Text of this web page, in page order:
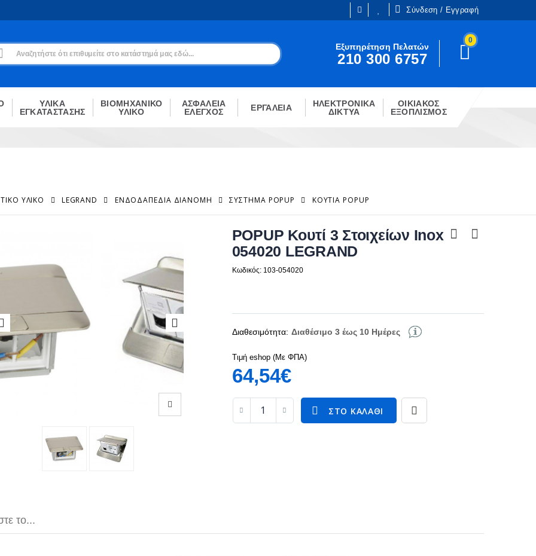
Σύνδεση / Εγγραφή
Εγγραφή
Δεν είσαι μέλος;
ΕΓΓΡΑΦΉ
Είμαι ήδη πελάτης
ΣΎΝΔΕΣΗ
Εξυπηρέτηση Πελατών
210 300 6757
0
ΥΛΙΚΑ
ΕΓΚΑΤΑΣΤΑΣΗΣ
ΒΙΟΜΗΧΑΝΙΚΟ
ΥΛΙΚΟ
ΑΣΦΑΛΕΙΑ
ΕΛΕΓΧΟΣ
ΕΡΓΑΛΕΙΑ
ΗΛΕΚΤΡΟΝΙΚΑ
ΔΙΚΤΥΑ
ΟΙΚΙΑΚΟΣ
ΕΞΟΠΛΙΣΜΟΣ
ΥΛΙΚΌ LEGRAND ΕΝΔΟΔΑΠΈΔΙΑ ΔΙΑΝΟΜΉ ΣΎΣΤΗΜΑ POPUP ΚΟΥΤΙΆ POPUP
POPUP Κουτί 3 Στοιχείων Inox
054020 LEGRAND
Κωδικός: 103-054020
Διαθεσιμότητα: Διαθέσιμο 3 έως 10 Ημέρες
Τιμή eshop (Με ΦΠΑ)
64,54€
ΣΤΟ ΚΑΛΆΘΙ
το...